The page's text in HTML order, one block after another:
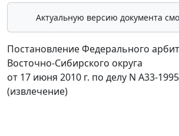
Актуальную версию документа
Постановление Федерального
Восточно-Сибирского округа
от 17 июня 2010 г. по делу N А33-
(извлечение)